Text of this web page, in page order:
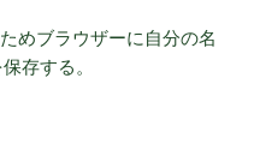
めブラウザーに自分の名
存する。